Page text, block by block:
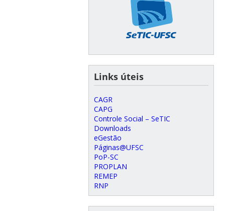
Links úteis
CAGR
CAPG
Controle Social – SeTIC
Downloads
eGestão
Páginas@UFSC
PoP-SC
PROPLAN
REMEP
RNP